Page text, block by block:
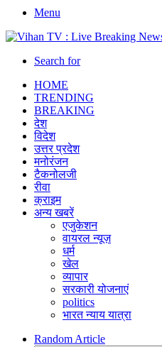
Menu
Search for
HOME
TRENDING
BREAKING
देश
विदेश
उत्तर प्रदेश
मनोरंजन
टैकनोलजी
रीवा
क्राइम
अन्य खबरें
एजुकेशन
वायरल न्यूज़
धर्म
खेल
व्यापार
सरकारी योजनाएं
politics
भारत न्याय यात्रा
Random Article